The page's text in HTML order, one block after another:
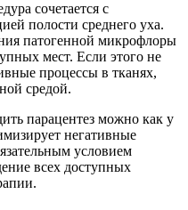
сочетается с
полости среднего уха.
патогенной микрофлоры
мест. Если этого не
процессы в тканях,
средой.
парацентез можно как у
негативные
условием
всех доступных